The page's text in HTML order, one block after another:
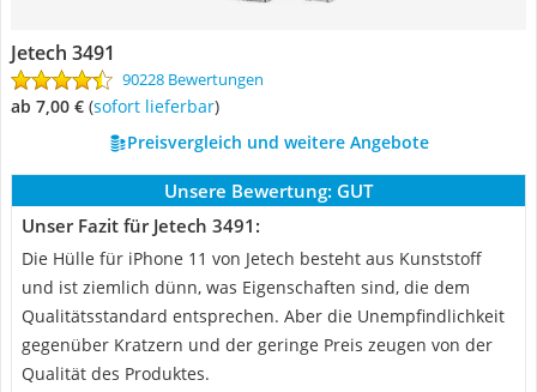
Jetech 3491
90228 Bewertungen
ab 7,00 € ( Sofort lieferbar)
Preisvergleich und weitere Angebote
Unsere Bewertung: GUT
Unser Fazit für Jetech 3491:
Die Hülle für iPhone 11 von Jetech besteht aus Kunststoff
und ist ziemlich dünn, was Eigenschaften sind, die dem
Qualitätsstandard entsprechen. Aber die Unempfindlichkeit
gegenüber Kratzern und der geringe Preis zeugen von der
Qualität des Produktes.